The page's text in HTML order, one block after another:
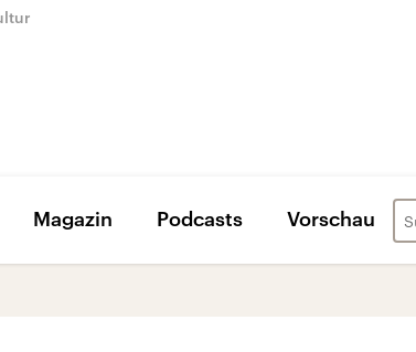
Magazin Podcasts Vorschau